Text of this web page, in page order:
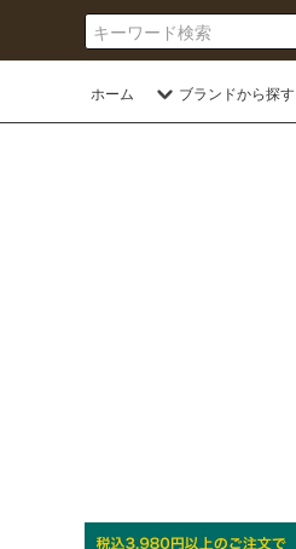
ホーム ブランドから探す